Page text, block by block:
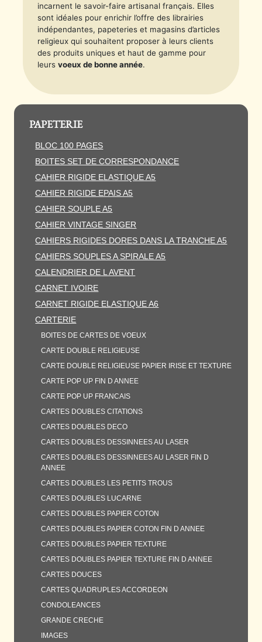
incarnent le savoir-faire artisanal français. Elles
sont idéales pour enrichir l’offre des librairies
indépendantes, papeteries et magasins d’articles
religieux qui souhaitent proposer à leurs clients
des produits uniques et haut de gamme pour
leursvoeux de bonne année.
PAPETERIE
BLOC 100 PAGES
BOITES SET DE CORRESPONDANCE
CAHIER RIGIDE ELASTIQUE A5
CAHIER RIGIDE EPAIS A5
CAHIER SOUPLE A5
CAHIER VINTAGE SINGER
CAHIERS RIGIDES DORES DANS LA TRANCHE A5
CAHIERS SOUPLES A SPIRALE A5
CALENDRIER DE L AVENT
CARNET IVOIRE
CARNET RIGIDE ELASTIQUE A6
CARTERIE
BOITES DE CARTES DE VOEUX
CARTE DOUBLE RELIGIEUSE
CARTE DOUBLE RELIGIEUSE PAPIER IRISE ET TEXTURE
CARTE POP UP FIN D ANNEE
CARTE POP UP FRANCAIS
CARTES DOUBLES CITATIONS
CARTES DOUBLES DECO
CARTES DOUBLES DESSINNEES AU LASER
CARTES DOUBLES DESSINNEES AU LASER FIN D
ANNEE
CARTES DOUBLES LES PETITS TROUS
CARTES DOUBLES LUCARNE
CARTES DOUBLES PAPIER COTON
CARTES DOUBLES PAPIER COTON FIN D ANNEE
CARTES DOUBLES PAPIER TEXTURE
CARTES DOUBLES PAPIER TEXTURE FIN D ANNEE
CARTES DOUCES
CARTES QUADRUPLES ACCORDEON
CONDOLEANCES
GRANDE CRECHE
IMAGES